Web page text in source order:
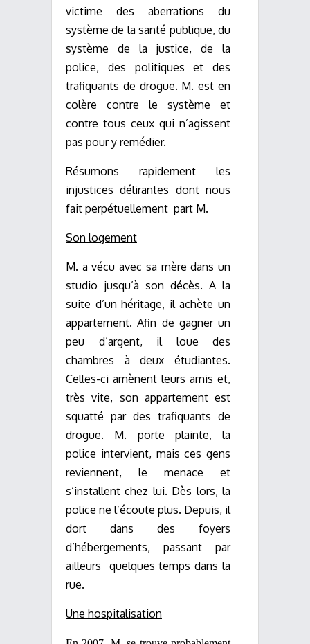
victime des aberrations du
système de la santé publique, du
système de la justice, de la
police, des politiques et des
trafiquants de drogue. M. est en
colère contre le système et
contre tous ceux qui n’agissent
pas pour y remédier.
Résumons rapidement les
injustices délirantes dont nous
fait perpétuellement part M.
Son logement
M. a vécu avec sa mère dans un
studio jusqu’à son décès. A la
suite d’un héritage, il achète un
appartement. Afin de gagner un
peu d’argent, il loue des
chambres à
deux étudiantes.
Celles-ci amènent leurs amis et,
très vite, son appartement est
squatté par des trafiquants de
drogue. M. porte plainte, la
police intervient, mais ces gens
reviennent, le menace et
s’installent chez lui. Dès lors, la
police ne l’écoute plus. Depuis, il
dort dans des foyers
d’hébergements, passant par
ailleurs
quelques temps dans la
rue.
Une hospitalisation